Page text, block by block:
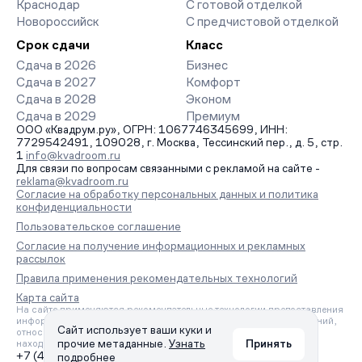
Краснодар
Новороссийск
С готовой отделкой
С предчистовой отделкой
Срок сдачи
Сдача в 2026
Сдача в 2027
Сдача в 2028
Сдача в 2029
Класс
Бизнес
Комфорт
Эконом
Премиум
ООО «Квадрум.ру», ОГРН: 1067746345699, ИНН:
7729542491, 109028, г. Москва, Тессинский пер., д. 5, стр.
1 info@kvadroom.ru
Для связи по вопросам связанными с рекламой на сайте -
reklama@kvadroom.ru
Согласие на обработку персональных данных и политика
конфиденциальности
Пользовательское соглашение
Согласие на получение информационных и рекламных
рассылок
Правила применения рекомендательных технологий
Карта сайта
На сайте применяются рекомендательные технологии предоставления
информации на основе сбора, систематизации и анализа сведений,
относящихся к предпочтениям пользователей сети «Интернет»,
находящихся на территории Российской Федерации.
+7 (495) 157-88-80
Сайт использует ваши куки и
прочие метаданные. Узнать
подробнее
Принять